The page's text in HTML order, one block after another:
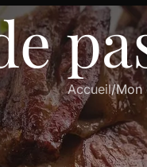
Accueil Mon